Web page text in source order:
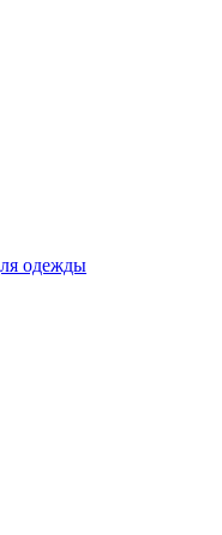
одежды